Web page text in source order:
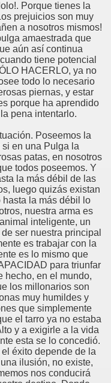
Porque tienes la
prejuicios son muy
a nosotros mismos!
amaestrada que
aún así continua
tiene potencial
HACERLO, ya no
todo lo necesario
piernas, y estar
porque ha aprendido
pena intentarlo.
Poseemos la
en una Pulga la
patas, en nosotros
todos poseemos. Y
la más débil de las
luego quizás existan
hasta la más débil lo
nuestra arma es
inteligente, un
ser nuestra principal
es trabajar con la
es lo mismo que
para triunfar
hecho, en el mundo,
los millonarios son
muy humildes y
que simplemente
el tarro ya no estaba
y a exigirle a la vida
esta se lo concedió.
éxito depende de la
ilusión, no existe,
nos conducirá